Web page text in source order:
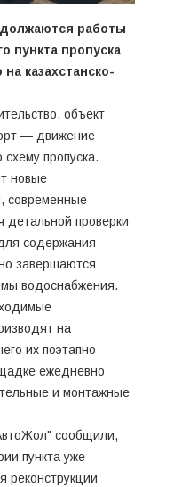
работы
пункта пропуска
казахстанско-
объект
— движение
пропуска.
новые
современные
детальной проверки
содержания
завершаются
водоснабжения.
на
их поэтапно
ежедневно
и монтажные
сообщили,
пункта уже
реконструкции